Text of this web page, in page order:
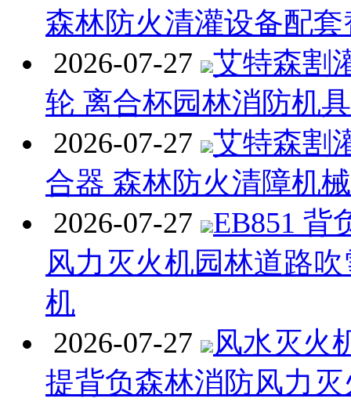
森林防火清灌设备配
2026-07-27
艾特森割
轮 离合杯园林消防机
2026-07-27
艾特森割
合器 森林防火清障机
2026-07-27
EB851 背
风力灭火机园林道路
机
2026-07-27
风水灭火
提背负森林消防风力